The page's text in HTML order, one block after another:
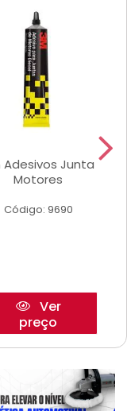
Adesivos Junta
Motores
Código: 9690
Ver
preço